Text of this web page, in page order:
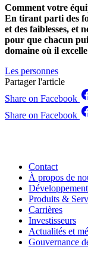
Comment votre
En tirant parti des
et des faiblesses, et
pour que chacun
domaine où il
Les personnes
Partager l'article
Share on Facebook
Share on Facebook
Contact
À propos de
Produits &
Carrières
Investisseurs
Actualités et
Gouvernance